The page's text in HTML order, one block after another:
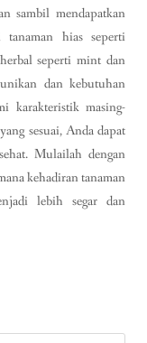
sambil mendapatkan
tanaman hias seperti
seperti mint dan
dan kebutuhan
karakteristik masing-
sesuai, Anda dapat
Mulailah dengan
kehadiran tanaman
lebih segar dan